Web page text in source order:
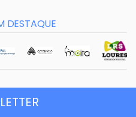
DESTAQUE